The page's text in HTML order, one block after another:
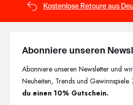
Kostenlose Retoure aus
Abonniere unseren
Abonniere unseren Newsletter und
Neuheiten, Trends und Gewinnspiele.
du einen 10% Gutschein.